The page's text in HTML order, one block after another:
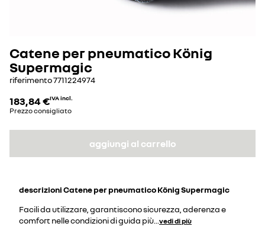
Catene per pneumatico König
Supermagic
riferimento7711224974
183,84 €IVA incl.
Prezzo consigliato
aggiungi al carrello
descrizioniCatene per pneumatico König Supermagic
Facili da utilizzare, garantiscono sicurezza, aderenza e
comfort nelle condizioni di guida più vedi di più